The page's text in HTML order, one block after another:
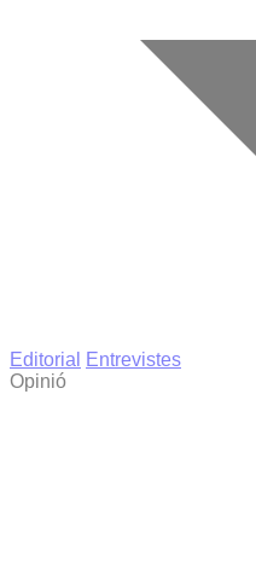
Editorial
Entrevistes
Opinió